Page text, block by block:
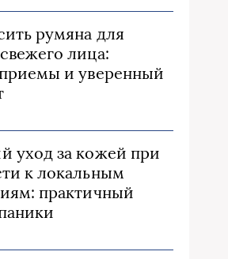
румяна для
лица:
и уверенный
уход за кожей при
к локальным
практичный